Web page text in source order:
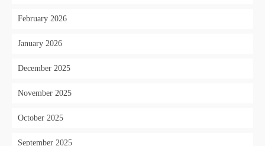
February 2026
January 2026
December 2025
November 2025
October 2025
September 2025